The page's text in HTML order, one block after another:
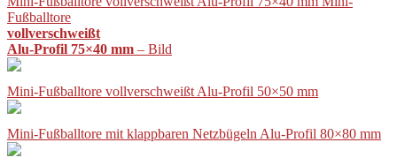
Fußballtore
vollverschweißt
Alu-Profil 75×40 mm – Bild
Mini-Fußballtore vollverschweißt Alu-Profil 50×50 mm
Mini-Fußballtore mit klappbaren Netzbügeln Alu-Profil 80×80 mm